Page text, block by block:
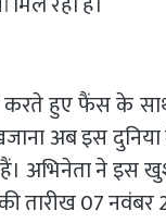
करते हुए फैंस के
अब इस
हैं। अभिनेता ने इस
तारीख 07 नवंबर